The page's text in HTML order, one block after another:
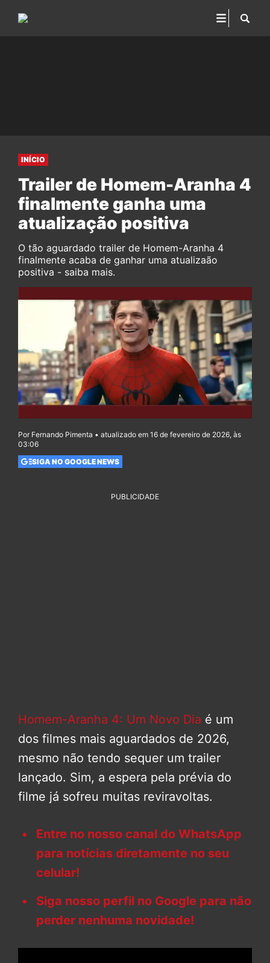
INÍCIO
Trailer de Homem-Aranha 4
finalmente ganha uma
atualização positiva
O tão aguardado trailer de Homem-Aranha 4
finalmente acaba de ganhar uma atualizaão
positiva - saiba mais.
Por Fernando Pimenta • atualizado em 16 de fevereiro de 2026, às
03:06
SIGA NO GOOGLE NEWS
PUBLICIDADE
Homem-Aranha 4: Um Novo Dia é um
dos filmes mais aguardados de 2026,
mesmo não tendo sequer um trailer
lançado. Sim, a espera pela prévia do
filme já sofreu muitas reviravoltas.
Entre no nosso canal do WhatsApp
para notícias diretamente no seu
celular!
Siga nosso perfil no Google para não
perder nenhuma novidade!